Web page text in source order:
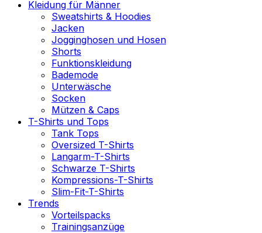
Kleidung für Männer
Sweatshirts & Hoodies
Jacken
Jogginghosen und Hosen
Shorts
Funktionskleidung
Bademode
Unterwäsche
Socken
Mützen & Caps
T-Shirts und Tops
Tank Tops
Oversized T-Shirts
Langarm-T-Shirts
Schwarze T-Shirts
Kompressions-T-Shirts
Slim-Fit-T-Shirts
Trends
Vorteilspacks
Trainingsanzüge